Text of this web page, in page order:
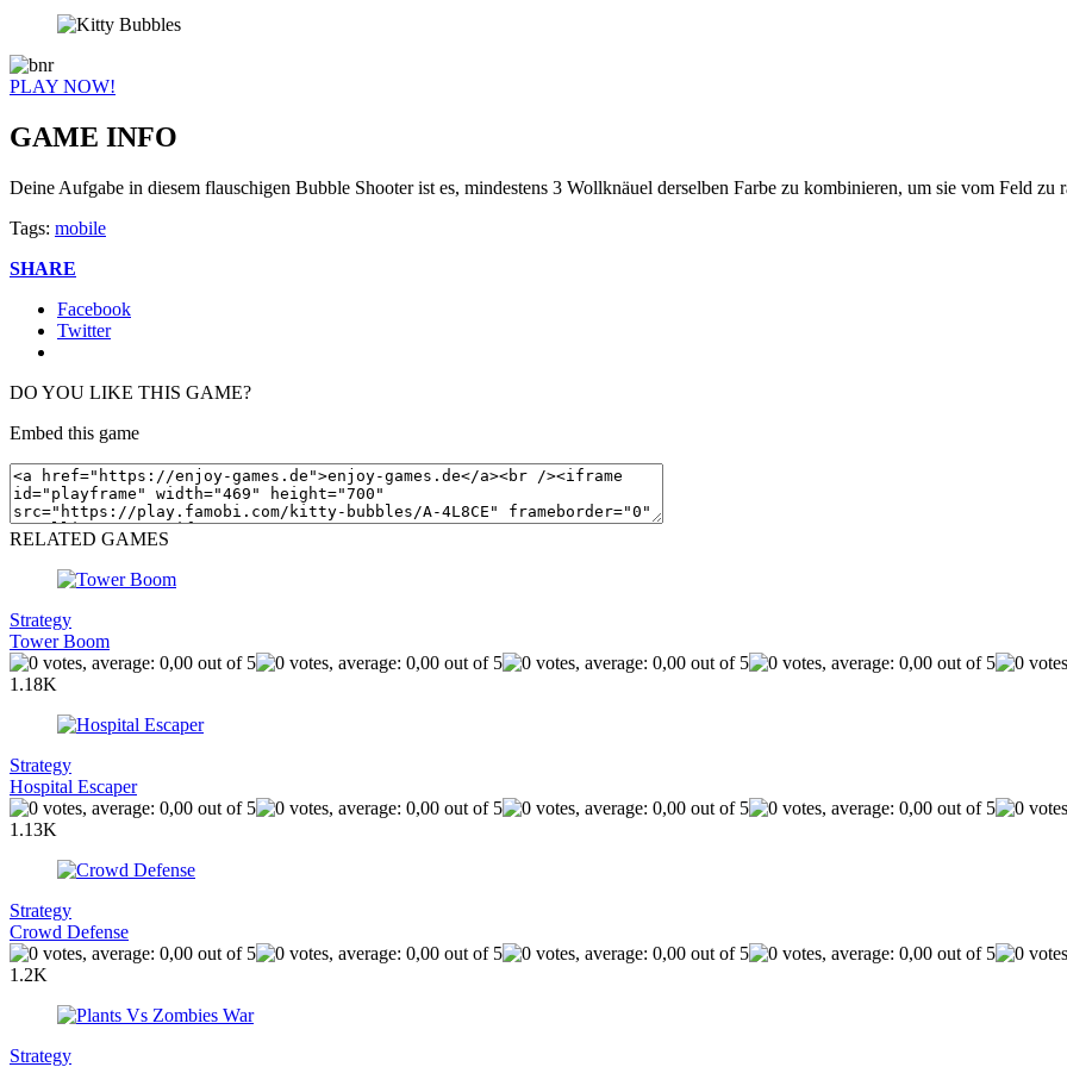
PLAY NOW!
GAME INFO
Deine Aufgabe in diesem flauschigen Bubble Shooter ist es, mindestens 3 Wollknäuel derselben Farbe zu kombinieren, um sie vom Feld zu
Tags: mobile
SHARE
Facebook
Twitter
DO YOU LIKE THIS GAME?
Embed this game
RELATED GAMES
Strategy
Tower Boom
1.18K
Strategy
Hospital Escaper
1.13K
Strategy
Crowd Defense
1.2K
Strategy